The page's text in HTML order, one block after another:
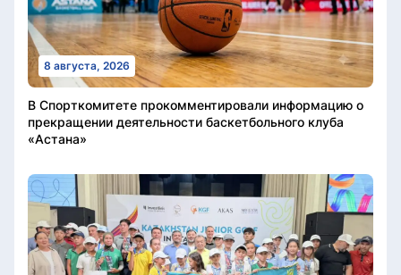
8 августа, 2026
В Спорткомитете прокомментировали информацию о
прекращении деятельности баскетбольного клуба
«Астана»